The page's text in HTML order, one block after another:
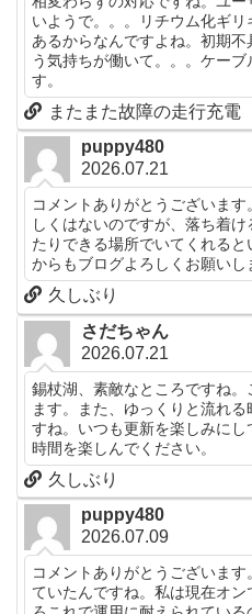
いようで。。。リチウム化ギ
あるからなんですよね。初期
う気持ちが働いて。。。ケー
す。
またまた故障の走行充電
puppy480
2026.07.21
コメントありがとうございま
しくはないのですが、落ち着
たりできる場所でいてくれる
からもブログよろしくお願いし
久しぶり
さだちゃん
2026.07.21
錫杖湖、素敵なところですね
ます。また、ゆっくりと流れ
すね。いつも更新を楽しみに
時間を楽しんでください。
久しぶり
puppy480
2026.07.09
コメントありがとうございま
ていたんですね。私は現在オ